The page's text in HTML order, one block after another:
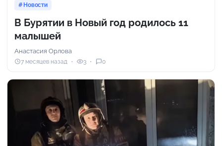
Новости
В Бурятии в Новый год родилось 11
малышей
Анастасия Орлова
7 месяцев назад 3 0